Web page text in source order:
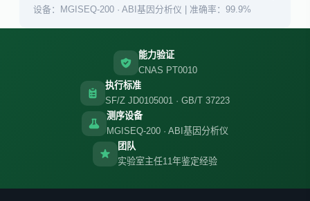
设备：MGISEQ-200 · ABI基因分析仪 | 准确率：99.9%
能力验证
CNAS PT0010
执行标准
SF/Z JD0105001 · GB/T 37223
测序设备
MGISEQ-200 · ABI基因分析仪
团队
实验室主任11年鉴定经验